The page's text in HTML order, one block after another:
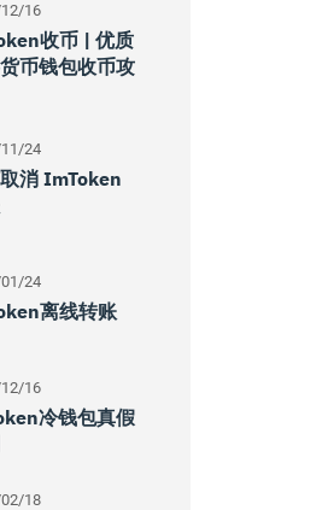
16
收币 | 优质
币钱包收币攻
24
消 ImToken
24
离线转账
16
冷钱包真假
18